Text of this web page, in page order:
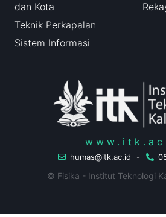
dan Kota
Teknik Perkapalan
Sistem Informasi
humas@itk.ac.id -
© Fisika - Institut Teknologi